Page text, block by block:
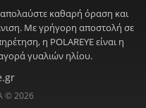
απολαύστε καθαρή όραση και
Με γρήγορη αποστολή σε
η POLAREYE είναι η
γυαλιών ηλίου.
© 2026